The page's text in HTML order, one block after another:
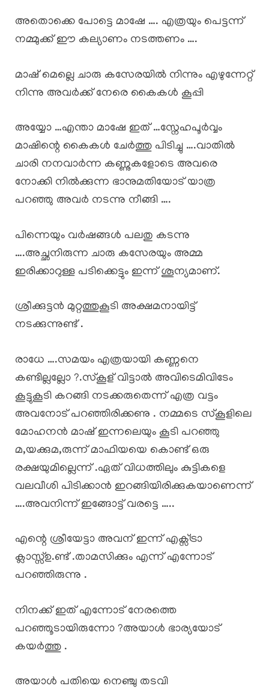
അതൊക്കെ പോട്ടെ മാഷേ …. എത്രയും പെട്ടന്ന്
നമ്മുക്ക് ഈ കല്യാണം നടത്തണം ….
മാഷ് മെല്ലെ ചാരു കസേരയിൽ നിന്നും എഴുന്നേറ്റ്
നിന്നു അവർക്ക് നേരെ കൈകൾ കൂപ്പി
അയ്യോ …എന്താ മാഷേ ഇത് …സ്നേഹപൂർവ്വം
മാഷിന്റെ കൈകൾ ചേർത്തു പിടിച്ചു ….വാതിൽ
ചാരി നനവാർന്ന കണ്ണുകളോടെ അവരെ
നോക്കി നിൽക്കുന്ന ഭാനുമതിയോട് യാത്ര
പറഞ്ഞു അവർ നടന്നു നീങ്ങി ….
പിന്നെയും വർഷങ്ങൾ പലതു കടന്നു
….അച്ഛനിരുന്ന ചാരു കസേരയും അമ്മ
ഇരിക്കാറുള്ള പടിക്കെട്ടും ഇന്ന് ശൂന്യമാണ്.
ശ്രീക്കുട്ടൻ മുറ്റത്തുകൂടി അക്ഷമനായിട്ട്
നടക്കുന്നുണ്ട് .
രാധേ ….സമയം എത്രയായി കണ്ണനെ
കണ്ടില്ലല്ലോ ?.സ്കൂള് വിട്ടാൽ അവിടെമിവിടേം
കൂട്ടുകൂടി കറങ്ങി നടക്കരുതെന്ന് എത്ര വട്ടം
അവനോട് പറഞ്ഞിരിക്കണു . നമ്മടെ സ്കൂളിലെ
മോഹനൻ മാഷ് ഇന്നലെയും കൂടി പറഞ്ഞു
മ,യക്കുമ,രുന്ന് മാഫിയയെ കൊണ്ട് ഒരു
രക്ഷയുമില്ലെന്ന് .ഏത് വിധത്തിലും കുട്ടികളെ
വലവീശി പിടിക്കാൻ ഇറങ്ങിയിരിക്കുകയാണെന്ന്
….അവനിന്ന് ഇങ്ങോട്ട് വരട്ടെ …..
എന്റെ ശ്രീയേട്ടാ അവന് ഇന്ന് എക്സ്ട്രാ
ക്ലാസ്സ്ഉ.ണ്ട് .താമസിക്കും എന്ന് എന്നോട്
പറഞ്ഞിരുന്നു .
നിനക്ക് ഇത് എന്നോട് നേരത്തെ
പറഞ്ഞൂടായിരുന്നോ ?അയാൾ ഭാര്യയോട്
കയർത്തു .
അയാൾ പതിയെ നെഞ്ചു തടവി